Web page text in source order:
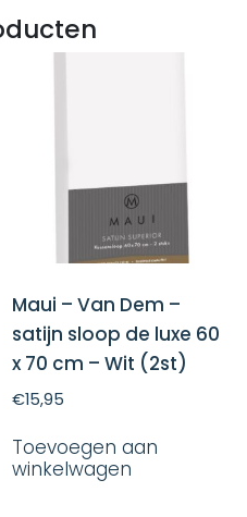
Maui – Van Dem –
satijn sloop de luxe 60
x 70 cm – Wit (2st)
€15,95
Toevoegen aan
winkelwagen